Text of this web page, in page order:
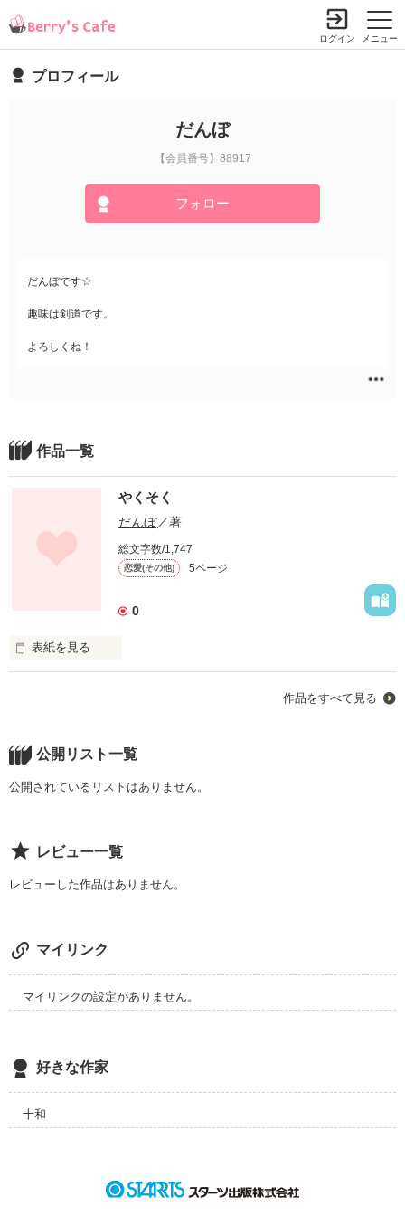
メニュー
ログイン
プロフィール
だんぼ
【会員番号】88917
フォロー
だんぼです☆
趣味は剣道です。
よろしくね！
作品一覧
やくそく
だんぼ／著
総文字数/1,747
恋愛(その他) 5ページ
0
表紙を見る
あなたの暖かい
言葉
全部全部
覚えてるよ
忘れられないよ
あなたの笑顔なんて
作品をすべて見る
公開リスト一覧
公開されているリストはありません。
レビュー一覧
レビューした作品はありません。
マイリンク
マイリンクの設定がありません。
好きな作家
十和